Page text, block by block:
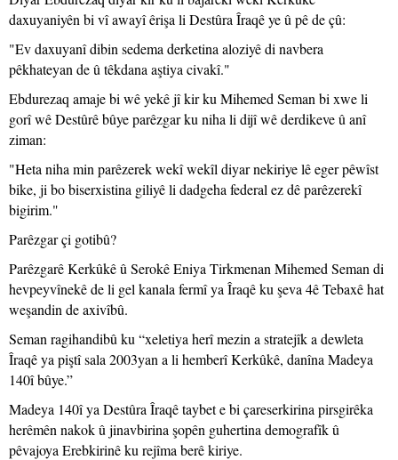
daxuyaniyên bi vî awayî êrişa li Destûra Îraqê ye û pê de çû:
"Ev daxuyanî dibin sedema derketina aloziyê di navbera
pêkhateyan de û têkdana aştiya civakî."
Ebdurezaq amaje bi wê yekê jî kir ku Mihemed Seman bi xwe li
gorî wê Destûrê bûye parêzgar ku niha li dijî wê derdikeve û anî
ziman:
"Heta niha min parêzerek wekî wekîl diyar nekiriye lê eger pêwîst
bike, ji bo biserxistina giliyê li dadgeha federal ez dê parêzerekî
bigirim."
Parêzgar çi gotibû?
Parêzgarê Kerkûkê û Serokê Eniya Tirkmenan Mihemed Seman di
hevpeyvînekê de li gel kanala fermî ya Îraqê ku şeva 4ê Tebaxê hat
weşandin de axivîbû.
Seman ragihandibû ku “xeletiya herî mezin a stratejîk a dewleta
Îraqê ya piştî sala 2003yan a li hemberî Kerkûkê, danîna Madeya
140î bûye.”
Madeya 140î ya Destûra Îraqê taybet e bi çareserkirina pirsgirêka
herêmên nakok û jinavbirina şopên guhertina demografîk û
pêvajoya Erebkirinê ku rejîma berê kiriye.